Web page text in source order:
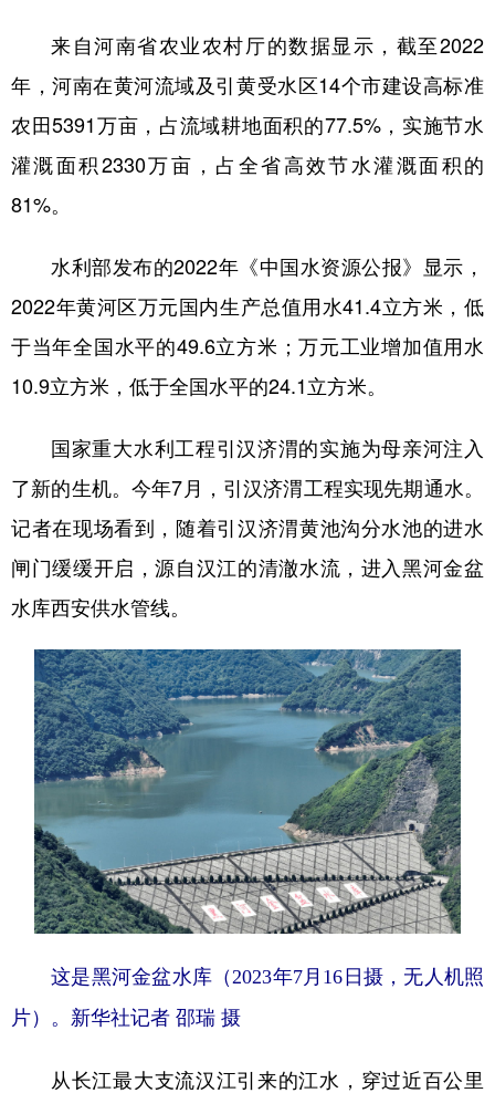
来自河南省农业农村厅的数据显示，截至2022
年，河南在黄河流域及引黄受水区14个市建设高标准
农田5391万亩，占流域耕地面积的77.5%，实施节水
灌溉面积2330万亩，占全省高效节水灌溉面积的
81%。
水利部发布的2022年《中国水资源公报》显示，
2022年黄河区万元国内生产总值用水41.4立方米，低
于当年全国水平的49.6立方米；万元工业增加值用水
10.9立方米，低于全国水平的24.1立方米。
国家重大水利工程引汉济渭的实施为母亲河注入
了新的生机。今年7月，引汉济渭工程实现先期通水。
记者在现场看到，随着引汉济渭黄池沟分水池的进水
闸门缓缓开启，源自汉江的清澈水流，进入黑河金盆
水库西安供水管线。
这是黑河金盆水库（2023年7月16日摄，无人机照
片）。 新华社记者 邵瑞 摄
从长江最大支流汉江引来的江水，穿过近百公里